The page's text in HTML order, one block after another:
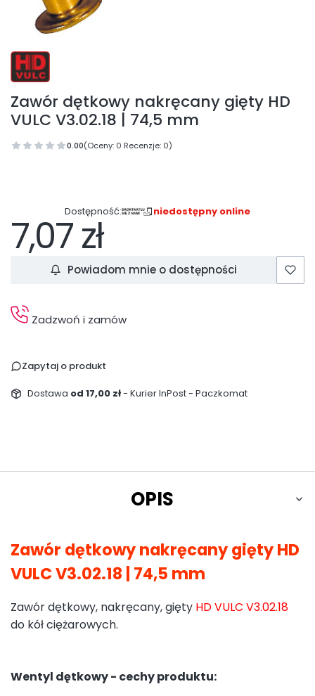
Zawór dętkowy nakręcany gięty HD
VULC V3.02.18 | 74,5 mm
0.00(Oceny: 0 Recenzje: 0)
Dostępność: niedostępny online
Cena
7,07 zł
Powiadom mnie o dostępności
Zadzwoń i zamów
Zapytaj o produkt
Dostawa od 17,00 zł- Kurier InPost - Paczkomat
OPIS
Zawór dętkowy nakręcany gięty HD
VULC V3.02.18 | 74,5 mm
Zawór dętkowy, nakręcany, gięty HD VULC V3.02.18
do kół ciężarowych.
Wentyl dętkowy - cechy produktu: